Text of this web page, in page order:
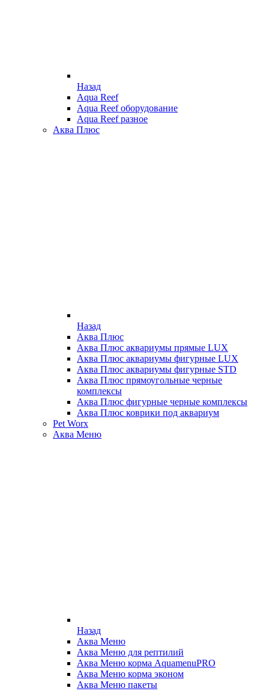
Назад
Aqua Reef
Aqua Reef оборудование
Aqua Reef разное
Аква Плюс
Назад
Аква Плюс
Аква Плюс аквариумы прямые LUX
Аква Плюс аквариумы фигурные LUX
Аква Плюс аквариумы фигурные STD
Аква Плюс прямоугольные черные
комплексы
Аква Плюс фигурные черные комплексы
Аква Плюс коврики под аквариум
Pet Worx
Аква Меню
Назад
Аква Меню
Аква Меню для рептилий
Аква Меню корма AquamenuPRO
Аква Меню корма эконом
Аква Меню пакеты